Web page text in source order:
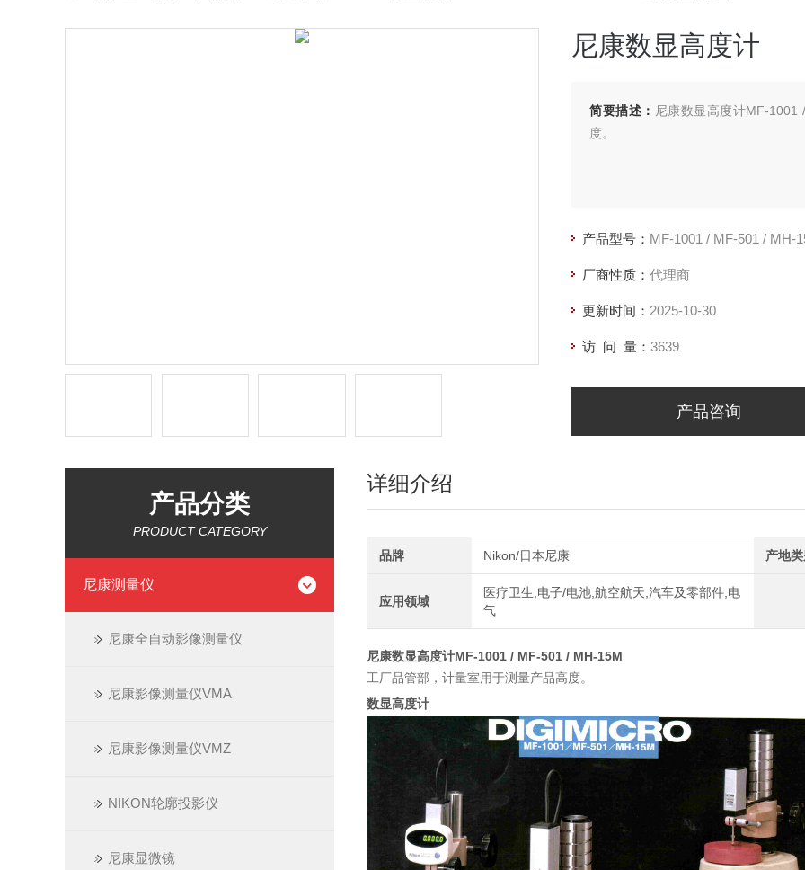
尼康数显高度计
简要描述： 尼康数显高度计MF-
度。
产品型号： MF-1001 / MF-501 / MH-
厂商性质： 代理商
更新时间： 2025-10-30
访 问 量： 3639
产品咨询
产品分类
PRODUCT CATEGORY
尼康测量仪
尼康全自动影像测量仪
尼康影像测量仪VMA
尼康影像测量仪VMZ
NIKON轮廓投影仪
尼康显微镜
详细介绍
品牌 Nikon/日本尼康 产地类
应用领域
医疗卫生,电子/电池,航空航天,汽车及零部件,电
气
尼康数显高度计MF-1001 / MF-501 / MH-15M
工厂品管部，计量室用于测量产品高度。
数显高度计